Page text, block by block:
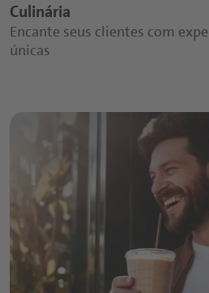
Culinária
Encante seus clientes com
únicas